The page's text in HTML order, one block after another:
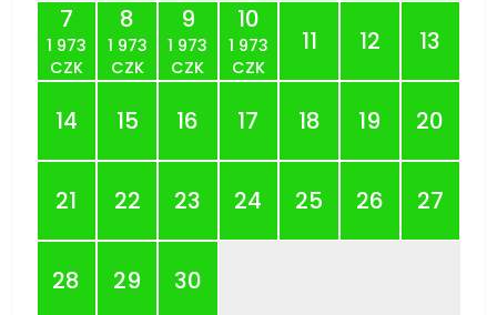
7
1 973
CZK
8
1 973
CZK
9
1 973
CZK
10
1 973
CZK
11 12 13
14 15 16 17 18 19 20
21 22 23 24 25 26 27
28 29 30